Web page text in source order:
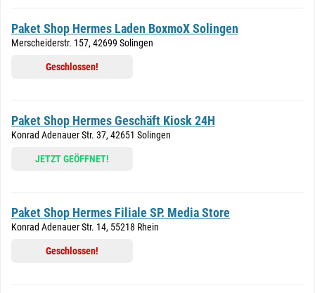
Paket Shop Hermes Laden BoxmoX Solingen
Merscheiderstr. 157, 42699 Solingen
Geschlossen!
Paket Shop Hermes Geschäft Kiosk 24H
Konrad Adenauer Str. 37, 42651 Solingen
JETZT GEÖFFNET!
Paket Shop Hermes Filiale SP. Media Store
Konrad Adenauer Str. 14, 55218 Rhein
Geschlossen!